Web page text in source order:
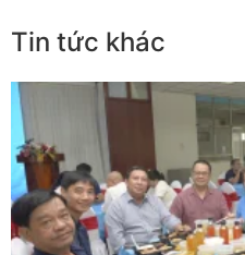
Tin tức khác